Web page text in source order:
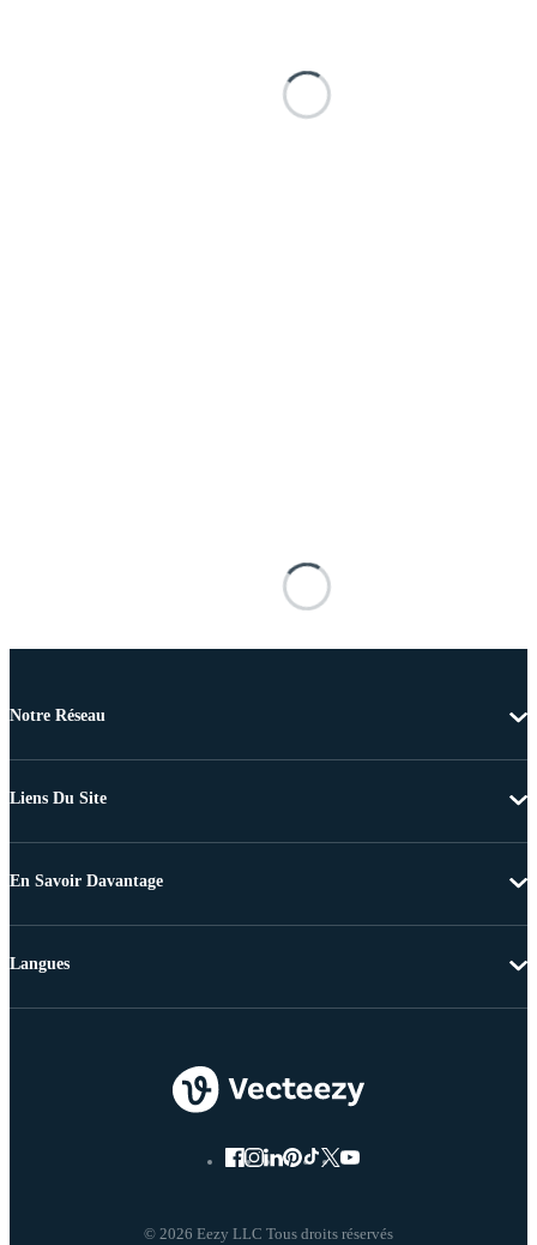
Notre Réseau
Liens Du Site
En Savoir Davantage
© 2026 Eezy LLC Tous droits réservés
Langues